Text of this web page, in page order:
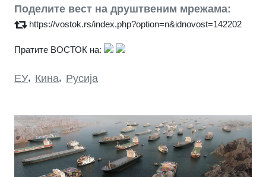
Поделите вест на друштвеним мрежама:
https://vostok.rs/index.php?option=n&idnovost=142202
Пратите ВОСТОК на:
ЕУ, Кина, Русија